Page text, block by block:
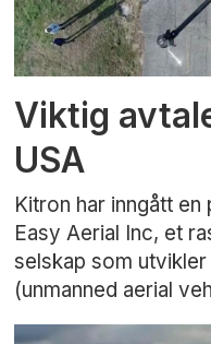
Viktig
USA
Kitron har inngått
Easy Aerial Inc, et
selskap som
(unmanned aerial